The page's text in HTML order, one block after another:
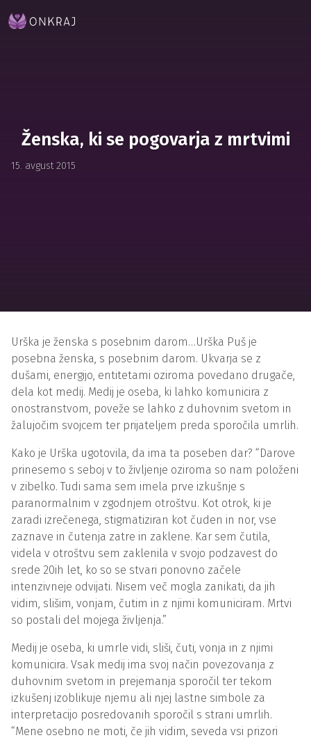
Ženska, ki se pogovarja z mrtvimi
15. avgust 2015
Urška je ženska s posebnim darom…Urška Puš je
posebna ženska, s posebnim darom. Ukvarja se z
dušami, energijo, entitetami oziroma povedano drugače,
dela kot medij. Medij je oseba, ki lahko komunicira z
onostranstvom, poveže se lahko z duhovnim svetom in
žalujočim svojcem ter prijateljem preda sporočila umrlih.
Kako je Urška ugotovila, da ima ta poseben dar? “Darove
prinesemo s seboj v to življenje oziroma so nam položeni
v zibelko. Tudi sama sem imela prve izkušnje s
paranormalnim v zgodnjem otroštvu. Kot otrok, ki je
zaradi izrečenega, stigmatiziran kot čuden in nor, vse
zaznave in čutenja zatre in zaklene. Kar sem čutila,
videla v otroštvu sem zaklenila v svojo podzavest do
srede 20ih let, ko so se stvari ponovno začele
intenzivneje odvijati. Nisem več mogla zanikati, da jih
vidim, slišim, vonjam, čutim in z njimi komuniciram. Mrtvi
so postali del mojega življenja.”
Medij je oseba, ki umrle vidi, sliši, čuti, vonja in z njimi
komunicira. Vsak medij ima svoj način povezovanja z
duhovnim svetom in prejemanja sporočil ter tekom
izkušenj izoblikuje njemu ali njej lastne simbole za
interpretacijo posredovanih sporočil s strani umrlih.
“Mene osebno ne moti, če jih vidim, seveda vsi prizori